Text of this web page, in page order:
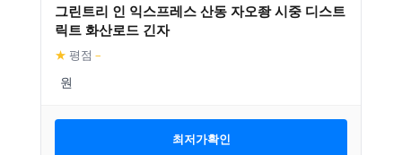
그린트리 인 익스프레스 산동 자오좡 시중 디스트
릭트 화산로드 긴자
★ 평점 –
최저가확인